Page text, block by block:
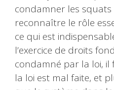
condamner les squats
reconnaître le rôle
ce qui est
l’exercice de droits
condamné par la loi,
la loi est mal faite, et